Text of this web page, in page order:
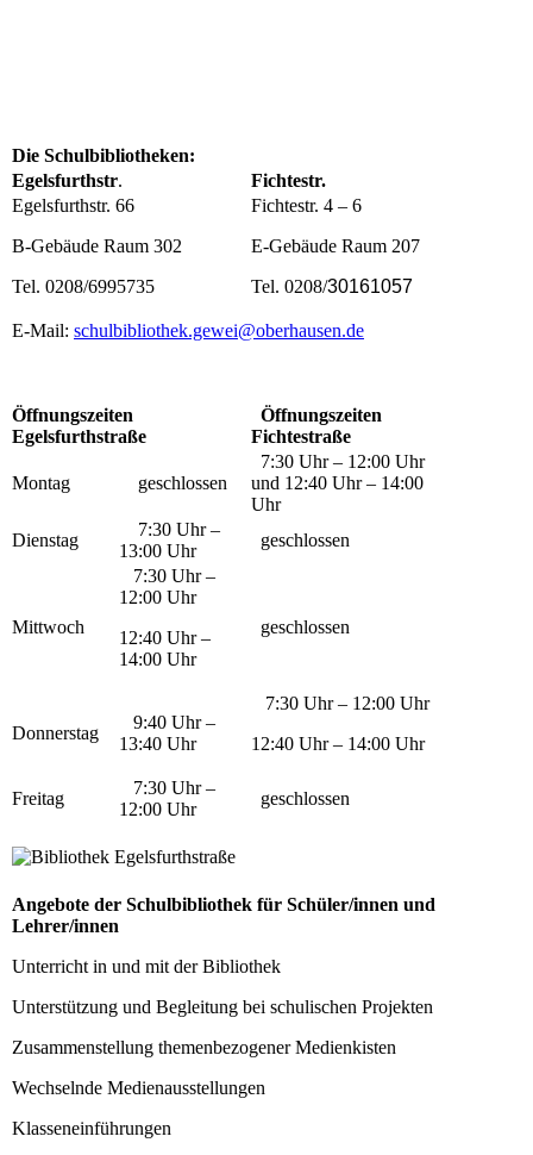
Die Schulbibliotheken:
Egelsfurthstr.
Fichtestr.
Egelsfurthstr. 66
B-Gebäude Raum 302
Tel. 0208/6995735
Fichtestr. 4 – 6
E-Gebäude Raum 207
Tel. 0208/30161057
E-Mail: schulbibliothek.gewei@oberhausen.de
Öffnungszeiten
Egelsfurthstraße
Öffnungszeiten
Fichtestraße
Montag geschlossen
7:30 Uhr – 12:00 Uhr
und 12:40 Uhr – 14:00
Uhr
Dienstag
7:30 Uhr –
13:00 Uhr
geschlossen
Mittwoch
7:30 Uhr –
12:00 Uhr
12:40 Uhr –
14:00 Uhr
geschlossen
Donnerstag
9:40 Uhr –
13:40 Uhr
7:30 Uhr – 12:00 Uhr
12:40 Uhr – 14:00 Uhr
Freitag
7:30 Uhr –
12:00 Uhr
geschlossen
Angebote der Schulbibliothek für Schüler/innen und
Lehrer/innen
Unterricht in und mit der Bibliothek
Unterstützung und Begleitung bei schulischen Projekten
Zusammenstellung themenbezogener Medienkisten
Wechselnde Medienausstellungen
Klasseneinführungen